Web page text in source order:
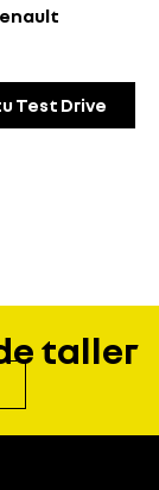
Test Drive
taller